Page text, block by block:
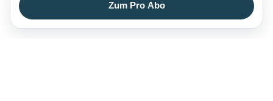
Zum Pro Abo